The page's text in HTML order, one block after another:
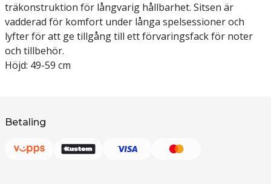
träkonstruktion för långvarig hållbarhet. Sitsen är
vadderad för komfort under långa spelsessioner och
lyfter för att ge tillgång till ett förvaringsfack för noter
och tillbehör.
Höjd: 49-59 cm
Betaling